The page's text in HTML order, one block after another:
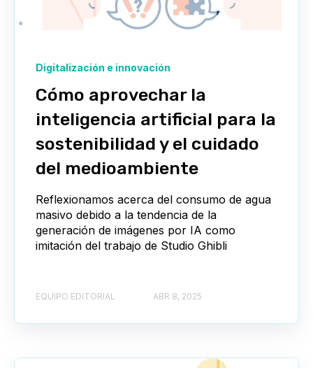
Digitalización e innovación
Cómo aprovechar la
inteligencia artificial para la
sostenibilidad y el cuidado
del medioambiente
Reflexionamos acerca del consumo de agua
masivo debido a la tendencia de la
generación de imágenes por IA como
imitación del trabajo de Studio Ghibli
EQUIPO EDITORIAL ABR 8, 2025